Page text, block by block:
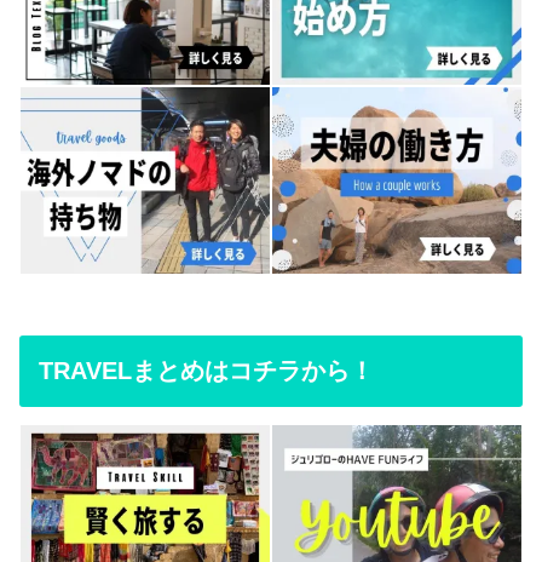
TRAVELまとめはコチラから！